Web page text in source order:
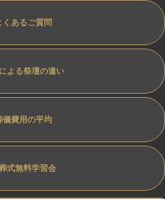
くあるご質問
よる祭壇の違い
儀費用の平均
式無料学習会